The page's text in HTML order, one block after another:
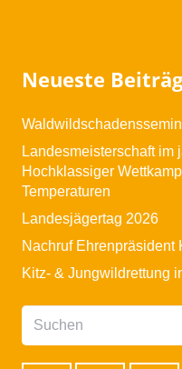
Neueste
Landesmeisterschaft
Hochklassiger
Temperaturen
Landesjägertag 2026
Nachruf Ehrenpräsident
Kitz- & Jungwildrettung